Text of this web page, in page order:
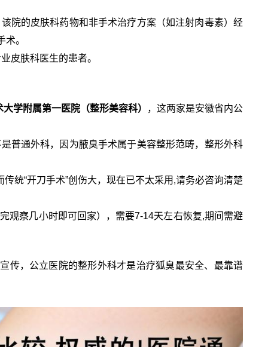
院的皮肤科药物和非手术治疗方案（如注射肉毒素）经
。
皮肤科医生的患者。
学附属第一医院（整形美容科） ，这两家是安徽省内公
普通外科，因为腋臭手术属于美容整形范畴，整形外科
统“开刀手术”创伤大，现在已不太采用,请务必咨询清楚
观察几小时即可回家），需要7-14天左右恢复,期间需避
传，公立医院的整形外科才是治疗狐臭最安全、最靠谱